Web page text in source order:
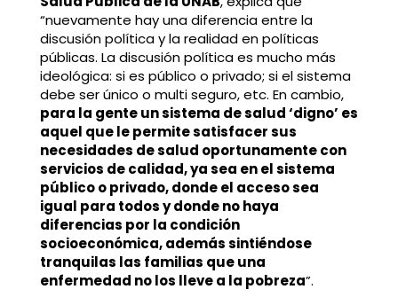
“nuevamente hay una diferencia entre la
discusión política y la realidad en políticas
públicas. La discusión política es mucho más
ideológica: si es público o privado; si el sistema
debe ser único o multi seguro, etc. En cambio,
para la gente un sistema de salud ‘digno’ es
aquel que le permite satisfacer sus
necesidades de salud oportunamente con
servicios de calidad, ya sea en el sistema
público o privado, donde el acceso sea
igual para todos y donde no haya
diferencias por la condición
socioeconómica, además sintiéndose
tranquilas las familias que una
enfermedad no los lleve a la pobreza”.